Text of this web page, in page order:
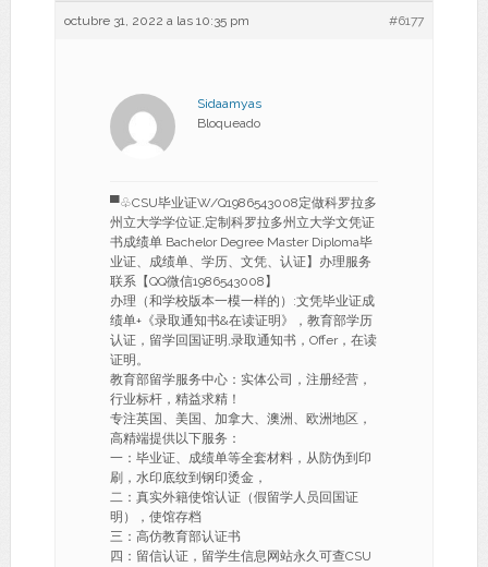
octubre 31, 2022 a las 10:35 pm #6177
Sidaamyas
Bloqueado
▀♧CSU毕业证W/Q1986543008定做科罗拉多
州立大学学位证,定制科罗拉多州立大学文凭证
书成绩单 Bachelor Degree Master Diploma毕
业证、成绩单、学历、文凭、认证】办理服务
联系【QQ微信1986543008】
办理（和学校版本一模一样的）:文凭毕业证成
绩单+《录取通知书&在读证明》，教育部学历
认证，留学回国证明,录取通知书，Offer，在读
证明。
教育部留学服务中心：实体公司，注册经营，
行业标杆，精益求精！
专注英国、美国、加拿大、澳洲、欧洲地区，
高精端提供以下服务：
一：毕业证、成绩单等全套材料，从防伪到印
刷，水印底纹到钢印烫金，
二：真实外籍使馆认证（假留学人员回国证
明），使馆存档
三：高仿教育部认证书
四：留信认证，留学生信息网站永久可查CSU